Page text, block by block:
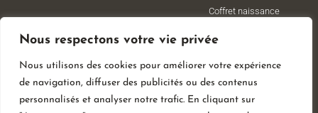
Nous respectons votre vie privée
Nous utilisons des cookies pour améliorer votre expérience
de navigation, diffuser des publicités ou des contenus
personnalisés et analyser notre trafic. En cliquant sur
Coffret naissance
Vêtements de
grossesse
Lithothérapie
Poussettes